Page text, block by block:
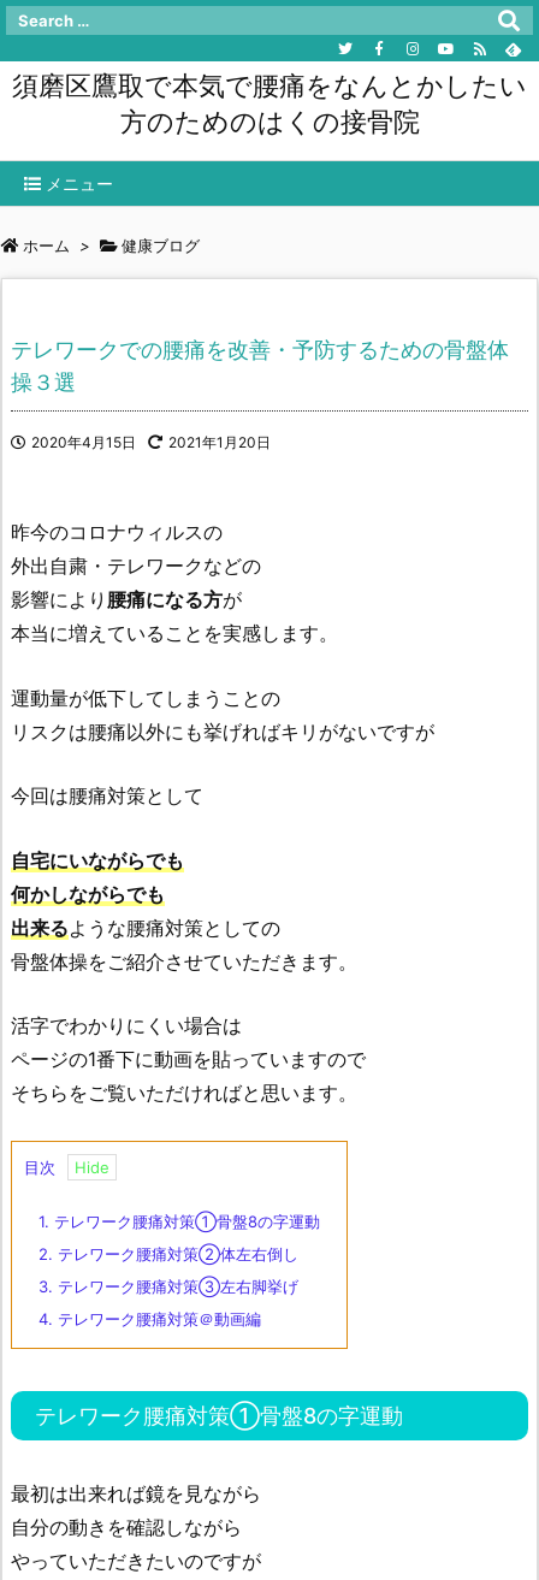
須磨区鷹取で本気で腰痛をなんとかしたい
方のためのはくの接骨院
メニュー
ホーム > 健康ブログ
テレワークでの腰痛を改善・予防するための骨盤体
操３選
2020年4月15日 2021年1月20日
昨今のコロナウィルスの
外出自粛・テレワークなどの
影響により 腰痛になる方が
本当に増えていることを実感します。
運動量が低下してしまうことの
リスクは腰痛以外にも挙げればキリがないですが
今回は腰痛対策として
自宅にいながらでも
何かしながらでも
出来るような腰痛対策としての
骨盤体操をご紹介させていただきます。
活字でわかりにくい場合は
ページの1番下に動画を貼っていますので
そちらをご覧いただければと思います。
目次
1. テレワーク腰痛対策①骨盤8の字運動
2. テレワーク腰痛対策②体左右倒し
3. テレワーク腰痛対策③左右脚挙げ
4. テレワーク腰痛対策＠動画編
テレワーク腰痛対策①骨盤8の字運動
最初は出来れば鏡を見ながら
自分の動きを確認しながら
やっていただきたいのですが